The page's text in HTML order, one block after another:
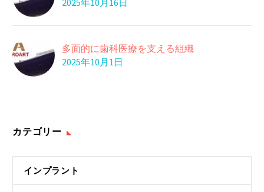
多面的に歯科医療を支える組織
2025年10月1日
カテゴリー
インプラント